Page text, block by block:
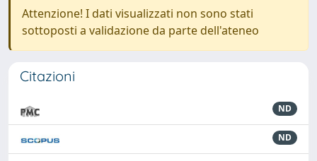
Attenzione! I dati visualizzati non sono stati
sottoposti a validazione da parte dell'ateneo
Citazioni
ND
ND